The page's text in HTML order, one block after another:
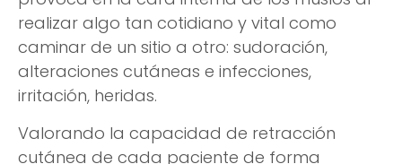
realizar algo tan cotidiano y vital como
caminar de un sitio a otro: sudoración,
alteraciones cutáneas e infecciones,
irritación, heridas.
Valorando la capacidad de retracción
cutánea de cada paciente de forma